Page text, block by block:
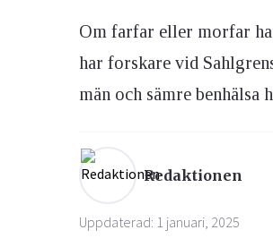
Ögon & Öron
Om farfar eller morfar
har forskare vid
män och sämre benhälsa
Redaktionen
Uppdaterad: 1 januari, 2025